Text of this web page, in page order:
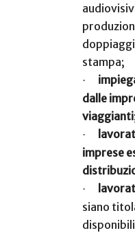
stampa;
·
dalle
viaggianti
·
imprese
·
siano